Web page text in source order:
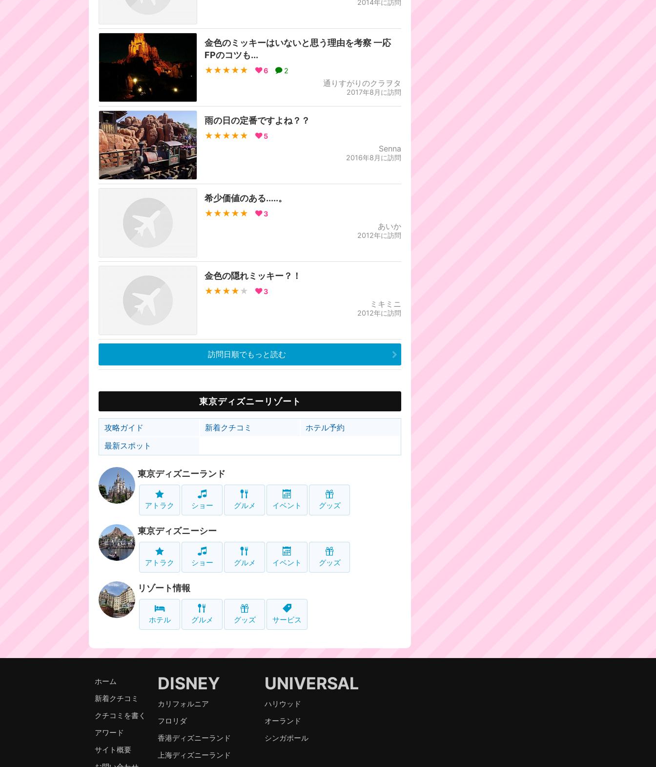
2014年に訪問
金色のミッキーはいないと思う理由を考察 一応
FPのコツも...
★★★★★ 6 2
通りすがりのクラヲタ
2017年8月に訪問
雨の日の定番ですよね？？
★★★★★ 5
Senna
2016年8月に訪問
希少価値のある.....。
★★★★★ 3
あいか
2012年に訪問
金色の隠れミッキー？！
★★★★ ★ 3
ミキミニ
2012年に訪問
訪問日順でもっと読む
東京ディズニーリゾート
攻略ガイド 新着クチコミ
ホテル予約
最新スポット
東京ディズニーランド
アトラク ショー グルメ イベント グッズ
東京ディズニーシー
アトラク ショー グルメ イベント グッズ
リゾート情報
ホテル グルメ グッズ サービス
ホーム
新着クチコミ
クチコミを書く
アワード
サイト概要
DISNEY
カリフォルニア
フロリダ
香港ディズニーランド
上海ディズニーランド
UNIVERSAL
ハリウッド
オーランド
シンガポール